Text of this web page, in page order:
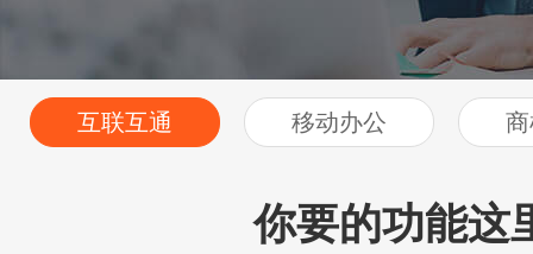
互联互通 移动办公
你要的功能这